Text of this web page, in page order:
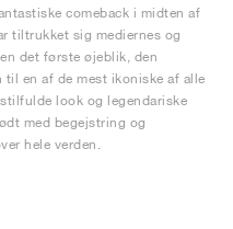
comeback i midten af
tiltrukket sig mediernes og
det første øjeblik, den
en af de mest ikoniske af alle
look og legendariske
med begejstring og
hele verden.